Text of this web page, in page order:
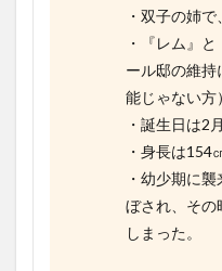
1.8.1
『Re:ゼロ
から始め
る異世界
生活 プ
レシャス
フィギュ
・双子の姉
・『レム』
ール邸の維
能じゃない方）
・誕生日は2
・身長は154
・幼少期に
ぼされ、その
しまった。